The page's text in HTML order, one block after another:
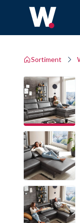
Sortiment